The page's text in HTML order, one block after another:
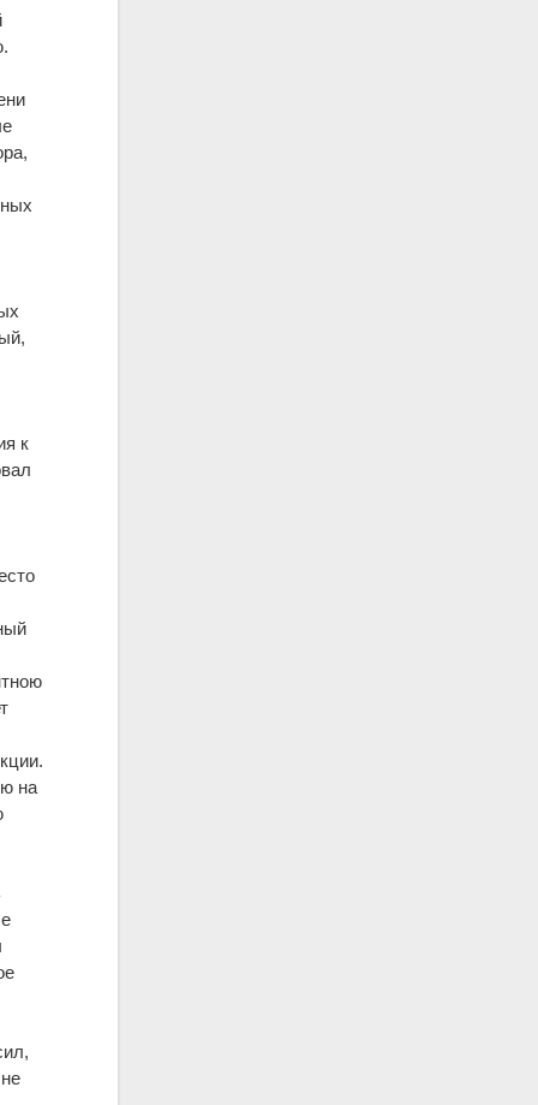
к
на